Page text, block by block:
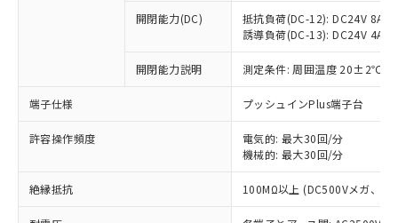
開閉能力(DC)
抵抗負荷(DC-12): DC24V 8A/
誘導負荷(DC-13): DC24V 4A/
開閉能力説明 測定条件: 周囲温度 20±2℃、
端子仕様 プッシュインPlus端子台
許容操作頻度
電気的: 最大30回/分
機械的: 最大30回/分
絶縁抵抗 100MΩ以上 (DC500Vメガ、点
本サービスは、当社制御機器事業取扱
商品の当社在庫状況および標準価格
(税抜)を提供させていただくもので
本サービスの対象外となる商品もある
ことをご了承ください。
在庫状況および標準価格照会結果は、
記載している更新日時点での社内デー
タに基づき作成されるものであり、閲
覧された時点での実際の在庫および標
調査・確認中：EU RoHS指令（10物質）の
非含有の対応状況を調査中または確認中の
非該当品：ライセンス料など無形物で、有
害物質有無と関係のない商品です。
仕入先様の事情により、非含有部品として
いたものが、含有品と判明した場合などや
むを得ず変更することがあります。
鉛(Pb) 1000ppm以下、 水銀(Hg) 1000ppm以下、 カド
六価クロム(Cr(Ⅵ)) 1000ppm以下、ポリ臭化ビフェニル
※1 中国RoHS○×表
「○」：最大均質材料含有率が中国RoHSの
基準値以下であることを示します。
「×」：最大均質材料含有率が中国RoHSの
基準値を超えていることを示します。
「－」：未確認です。当社販売部門へお問
*中国RoHS10物質の基準値 (GB/T26572)：
Pb(鉛) :1000ppm、 Hg(水銀) : 1000ppm、 Cd(カドミウ
当社は、これら貴社製品のうち、外国
為替および外国貿易法に定める商品
（以下｢規制貨物等」という）を輸出
または国外への提供する場合は、日本
国政府の輸出許可(または役務取引許
可)を取得するなどの必要な手続きを